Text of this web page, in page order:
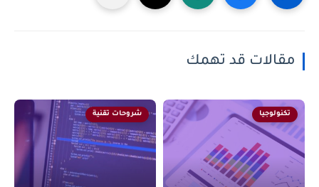
مقالات قد تهمك
تكنولوجيا شروحات تقنية